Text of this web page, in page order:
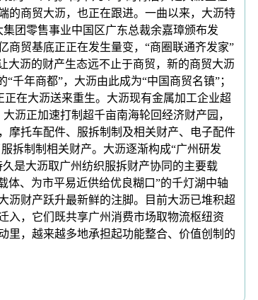
的商贸大沥，也正在跟进。一曲以来，大沥特
团零售事业中国区广东总裁余嘉璋颁布发
商贸基底正正在发生量变，“商圈联通齐发家”
大沥的财产生态远不止于商贸，新的商贸大沥
年商都”，大沥由此成为“中国商贸名镇”；
在大沥送来重生。大沥现有金属加工企业超
沥正加速打制超千亩南海轮回经济财产园，
摩托车配件、服拆制制及相关财产、电子配件
拆制制相关财产。大沥逐渐构成“广州研发
是大沥取广州纺织服拆财产协同的主要载
体、为市平易近供给优良糊口”的千灯湖中轴
沥财产跃升最新鲜的注脚。目前大沥已堆积超
入，它们既共享广州消费市场取物流枢纽资
里，越来越多地承担起功能整合、价值创制的